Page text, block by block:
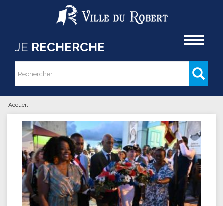
Aller au contenu principal
JE RECHERCHE
Formulaire de recherche
Rechercher
Vous êtes ici
Accueil